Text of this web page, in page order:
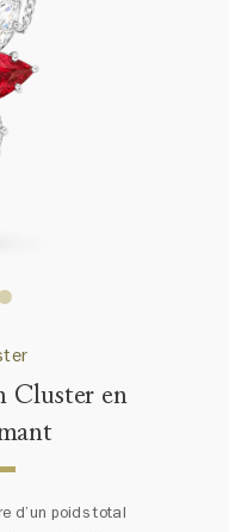
Cluster en
d’un poids total